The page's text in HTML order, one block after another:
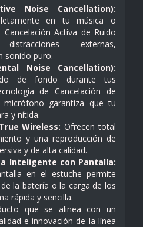
Noise Cancellation):
en tu música o
Activa de Ruido
externas,
sonido puro.
Noise Cancellation):
de fondo durante tus
de Cancelación de
micrófono garantiza que tu
y nítida.
Wireless: Ofrecen total
y una reproducción de
y de alta calidad.
Inteligente con Pantalla:
en el estuche permite
la batería o la carga de los
rápida y sencilla.
que se alinea con un
e innovación de la línea